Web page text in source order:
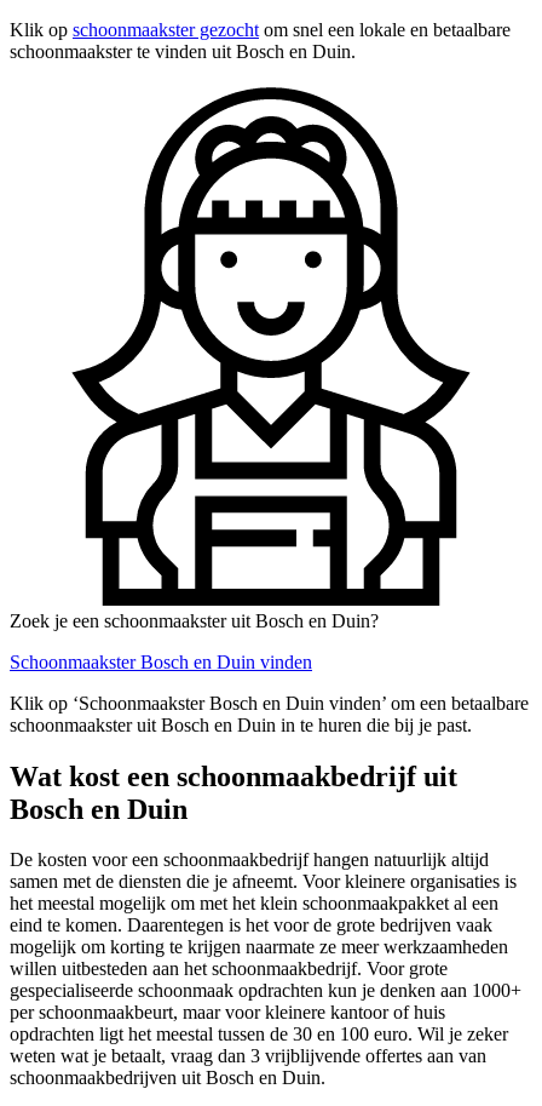
Klik op schoonmaakster gezocht om snel een lokale en betaalbare
schoonmaakster te vinden uit Bosch en Duin.
Zoek je een schoonmaakster uit Bosch en Duin?
Schoonmaakster Bosch en Duin vinden
Klik op ‘Schoonmaakster Bosch en Duin vinden’ om een betaalbare
schoonmaakster uit Bosch en Duin in te huren die bij je past.
Wat kost een schoonmaakbedrijf uit
Bosch en Duin
De kosten voor een schoonmaakbedrijf hangen natuurlijk altijd
samen met de diensten die je afneemt. Voor kleinere organisaties is
het meestal mogelijk om met het klein schoonmaakpakket al een
eind te komen. Daarentegen is het voor de grote bedrijven vaak
mogelijk om korting te krijgen naarmate ze meer werkzaamheden
willen uitbesteden aan het schoonmaakbedrijf. Voor grote
gespecialiseerde schoonmaak opdrachten kun je denken aan 1000+
per schoonmaakbeurt, maar voor kleinere kantoor of huis
opdrachten ligt het meestal tussen de 30 en 100 euro. Wil je zeker
weten wat je betaalt, vraag dan 3 vrijblijvende offertes aan van
schoonmaakbedrijven uit Bosch en Duin.